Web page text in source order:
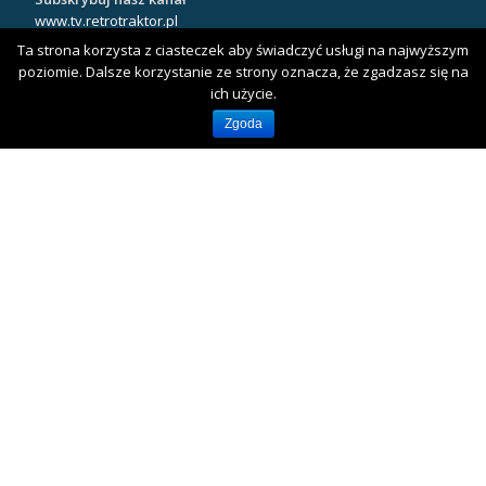
www.tv.retrotraktor.pl
Ta strona korzysta z ciasteczek aby świadczyć usługi na najwyższym
poziomie. Dalsze korzystanie ze strony oznacza, że zgadzasz się na
ich użycie.
Zgoda